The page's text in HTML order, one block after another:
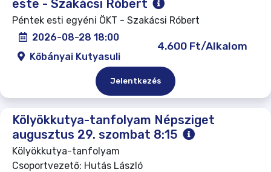
este - Szakácsi Róbert
Péntek esti egyéni ÖKT - Szakácsi Róbert
2026-08-28 18:00
Kőbányai Kutyasuli
4.600 Ft/Alkalom
Jelentkezés
Kölyökkutya-tanfolyam Népsziget
augusztus 29. szombat 8:15
Kölyökkutya-tanfolyam
Csoportvezető: Hutás László